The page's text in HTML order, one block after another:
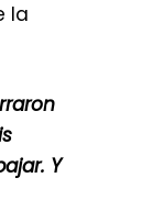
la
Y